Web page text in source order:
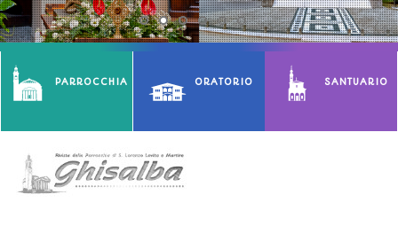
PARROCCHIA ORATORIO SANTUARIO